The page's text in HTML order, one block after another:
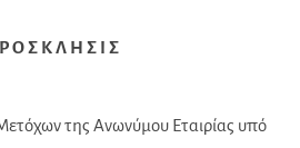
Ο Σ Κ Λ Η Σ Ι Σ
της Ανωνύμου Εταιρίας υπό